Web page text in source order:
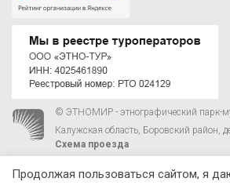
© ЭТНОМИР - этнографический парк-
Калужская область, Боровский район,
Схема проезда
Продолжая пользоваться сайтом, я